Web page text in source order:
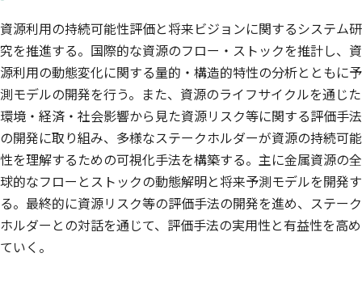
資源利用の持続可能性評価と将来ビジョンに関するシステム研
究を推進する。国際的な資源のフロー・ストックを推計し、資
源利用の動態変化に関する量的・構造的特性の分析とともに予
測モデルの開発を行う。また、資源のライフサイクルを通じた
環境・経済・社会影響から見た資源リスク等に関する評価手法
の開発に取り組み、多様なステークホルダーが資源の持続可能
性を理解するための可視化手法を構築する。主に金属資源の全
球的なフローとストックの動態解明と将来予測モデルを開発す
る。最終的に資源リスク等の評価手法の開発を進め、ステーク
ホルダーとの対話を通じて、評価手法の実用性と有益性を高め
ていく。